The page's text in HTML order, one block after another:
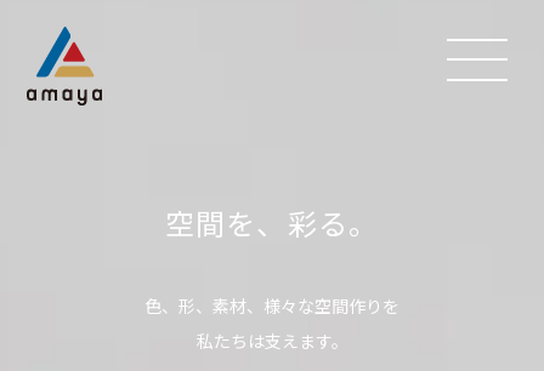
空間を、彩る。
色、形、素材、様々な空間作りを
私たちは支えます。